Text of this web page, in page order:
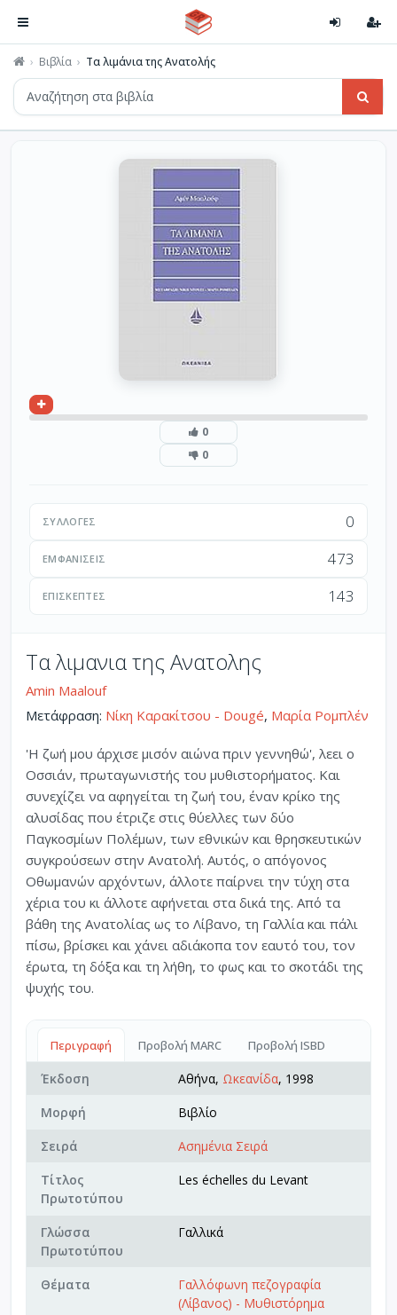
Βιβλία Τα λιμάνια της Ανατολής
0
0
ΣΥΛΛΟΓΈΣ 0
ΕΜΦΑΝΊΣΕΙΣ 473
ΕΠΙΣΚΈΠΤΕΣ 143
Τα λιμανια της Ανατολης
Amin Maalouf
Μετάφραση: Νίκη Καρακίτσου - Dougé, Μαρία Ρομπλέν
'Η ζωή μου άρχισε μισόν αιώνα πριν γεννηθώ', λεει ο
Οσσιάν, πρωταγωνιστής του μυθιστορήματος. Και
συνεχίζει να αφηγείται τη ζωή του, έναν κρίκο της
αλυσίδας που έτριζε στις θύελλες των δύο
Παγκοσμίων Πολέμων, των εθνικών και θρησκευτικών
συγκρούσεων στην Ανατολή. Αυτός, ο απόγονος
Οθωμανών αρχόντων, άλλοτε παίρνει την τύχη στα
χέρια του κι άλλοτε αφήνεται στα δικά της. Από τα
βάθη της Ανατολίας ως το Λίβανο, τη Γαλλία και πάλι
πίσω, βρίσκει και χάνει αδιάκοπα τον εαυτό του, τον
έρωτα, τη δόξα και τη λήθη, το φως και το σκοτάδι της
ψυχής του.
Περιγραφή Προβολή MARC Προβολή ISBD
Έκδοση Αθήνα, Ωκεανίδα, 1998
Μορφή
Βιβλίο
Σειρά
Ασημένια Σειρά
Τίτλος
Πρωτοτύπου
Les échelles du Levant
Γλώσσα
Πρωτοτύπου
Γαλλικά
Θέματα
Γαλλόφωνη πεζογραφία
(Λίβανος) - Μυθιστόρημα